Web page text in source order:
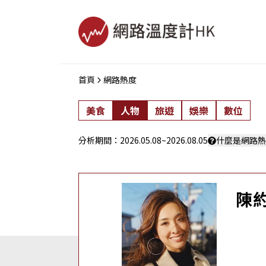
首頁 網路熱度
美食 人物 旅遊 娛樂 數位
分析期間： 2026.05.08~2026.08.05 什麼是網路
陳